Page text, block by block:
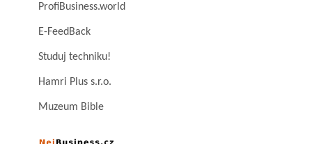
ProfiBusiness.world
E-FeedBack
Studuj techniku!
Hamri Plus s.r.o.
Muzeum Bible